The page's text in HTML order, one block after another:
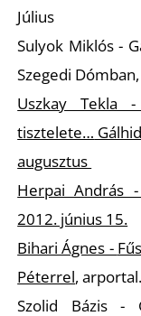
Július
Sulyok Miklós -
Szegedi
Uszkay Tekla -
tisztelete…
augusztus
Herpai András -
2012. június 15.
Bihari Ágnes -
Péterrel,
Szolid Bázis -